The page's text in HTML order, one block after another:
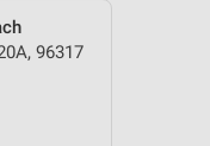
96317